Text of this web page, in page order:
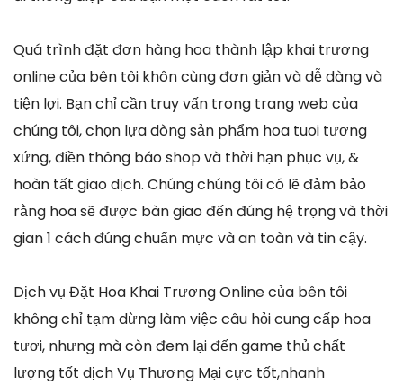
Quá trình đặt đơn hàng hoa thành lập khai trương
online của bên tôi khôn cùng đơn giản và dễ dàng và
tiện lợi. Bạn chỉ cần truy vấn trong trang web của
chúng tôi, chọn lựa dòng sản phẩm hoa tuoi tương
xứng, điền thông báo shop và thời hạn phục vụ, &
hoàn tất giao dịch. Chúng chúng tôi có lẽ đảm bảo
rằng hoa sẽ được bàn giao đến đúng hệ trọng và thời
gian 1 cách đúng chuẩn mực và an toàn và tin cậy.
Dịch vụ Đặt Hoa Khai Trương Online của bên tôi
không chỉ tạm dừng làm việc câu hỏi cung cấp hoa
tươi, nhưng mà còn đem lại đến game thủ chất
lượng tốt dịch Vụ Thương Mại cực tốt,nhanh